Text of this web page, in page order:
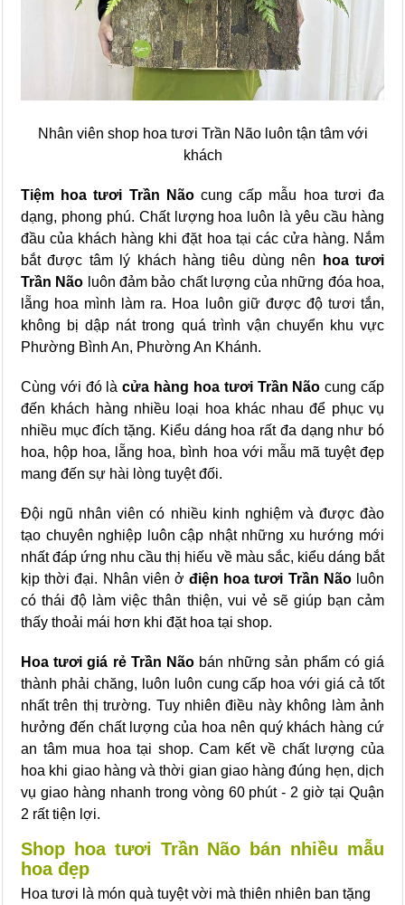
Nhân viên shop hoa tươi Trần Não luôn tận tâm với
khách
Tiệm hoa tươi Trần Nãocung cấp mẫu hoa tươi đa
dạng, phong phú. Chất lượng hoa luôn là yêu cầu hàng
đầu của khách hàng khi đặt hoa tại các cửa hàng. Nắm
bắt được tâm lý khách hàng tiêu dùng nên
hoa tươi
Trần Não luôn đảm bảo chất lượng của những đóa hoa,
lẵng hoa mình làm ra. Hoa luôn giữ được độ tươi tắn,
không bị dập nát trong quá trình vận chuyển khu vực
Phường Bình An, Phường An Khánh.
Cùng với đó làcửa hàng hoa tươi Trần Não cung cấp
đến khách hàng nhiều loại hoa khác nhau để phục vụ
nhiều mục đích tặng. Kiểu dáng hoa rất đa dạng như bó
hoa, hộp hoa, lẵng hoa, bình hoa với mẫu mã tuyệt đẹp
mang đến sự hài lòng tuyệt đối.
Đội ngũ nhân viên có nhiều kinh nghiệm và được đào
tạo chuyên nghiệp luôn cập nhật những xu hướng mới
nhất đáp ứng nhu cầu thị hiếu về màu sắc, kiểu dáng bắt
kịp thời đại. Nhân viên ởđiện hoa tươi Trần Nãoluôn
có thái độ làm việc thân thiện, vui vẻ sẽ giúp bạn cảm
thấy thoải mái hơn khi đặt hoa tại shop.
Hoa tươi giá rẻ Trần Nãobán những sản phẩm có giá
thành phải chăng, luôn luôn cung cấp hoa với giá cả tốt
nhất trên thị trường. Tuy nhiên điều này không làm ảnh
hưởng đến chất lượng của hoa nên quý khách hàng cứ
an tâm mua hoa tại shop. Cam kết về chất lượng của
hoa khi giao hàng và thời gian giao hàng đúng hẹn, dịch
vụ giao hàng nhanh trong vòng 60 phút - 2 giờ tại Quận
2 rất tiện lợi.
Shop hoa tươi Trần Não bán nhiều mẫu
hoa đẹp
Hoa tươi là món quà tuyệt vời mà thiên nhiên ban tặng